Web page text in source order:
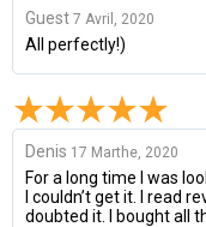
Guest 7 Avril, 2020
All perfectly!)
Denis 17 Marthe, 2020
For a long time I was
I couldn’t get it. I read
doubted it. I bought all